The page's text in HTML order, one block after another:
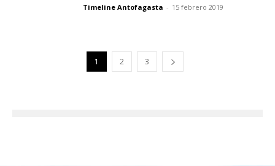
Timeline Antofagasta - 15 febrero 2019
1 2 3